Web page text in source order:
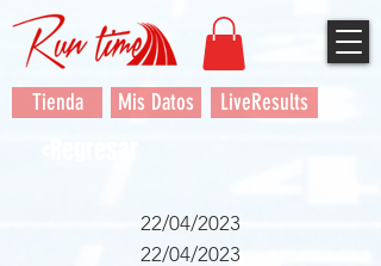
Tienda Mis Datos LiveResults
22/04/2023
22/04/2023